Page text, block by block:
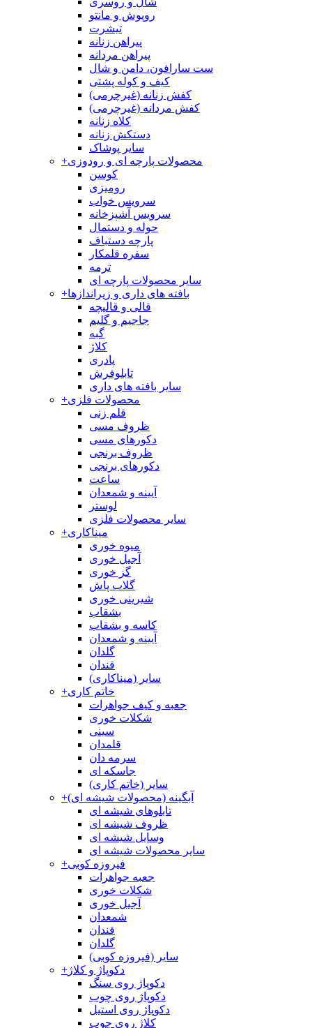
روپوش و مانتو
تیشرت
پیراهن زنانه
پیراهن مردانه
ست سارافون، دامن و شال
کیف و کوله پشتی
کفش زنانه (غیرچرمی)
کفش مردانه (غیرچرمی)
کلاه زنانه
دستکش زنانه
سایر پوشاک
+محصولات پارچه ای و رودوزی
کوسن
رومیزی
سرویس خواب
سرویس آشپزخانه
حوله و دستمال
پارچه دستباف
سفره قلمکار
ترمه
سایر محصولات پارچه ای
+بافته های داری و زیراندازها
قالی و قالیچه
جاجیم و گلیم
گبه
کلاژ
پادری
تابلوفرش
سایر بافته های داری
+محصولات فلزی
قلم زنی
ظروف مسی
دکورهای مسی
ظروف برنجی
دکورهای برنجی
ساعت
آیینه و شمعدان
لوستر
سایر محصولات فلزی
+میناکاری
میوه خوری
آجیل خوری
گز خوری
گلاب پاش
شیرینی خوری
بشقاب
کاسه و بشقاب
آیینه و شمعدان
گلدان
قندان
سایر (میناکاری)
+خاتم کاری
جعبه و کیف جواهرات
شکلات خوری
سینی
قلمدان
سرمه دان
جاسکه ای
سایر (خاتم کاری)
+آبگینه (محصولات شیشه ای)
تابلوهای شیشه ای
ظروف شیشه ای
وسایل شیشه ای
سایر محصولات شیشه ای
+فیروزه کوبی
جعبه جواهرات
شکلات خوری
آجیل خوری
شمعدان
قندان
گلدان
سایر (فیروزه کوبی)
+دکوپاژ و کلاژ
دکوپاژ روی سنگ
دکوپاژ روی چوب
دکوپاژ روی استیل
کلاژ روی چوب